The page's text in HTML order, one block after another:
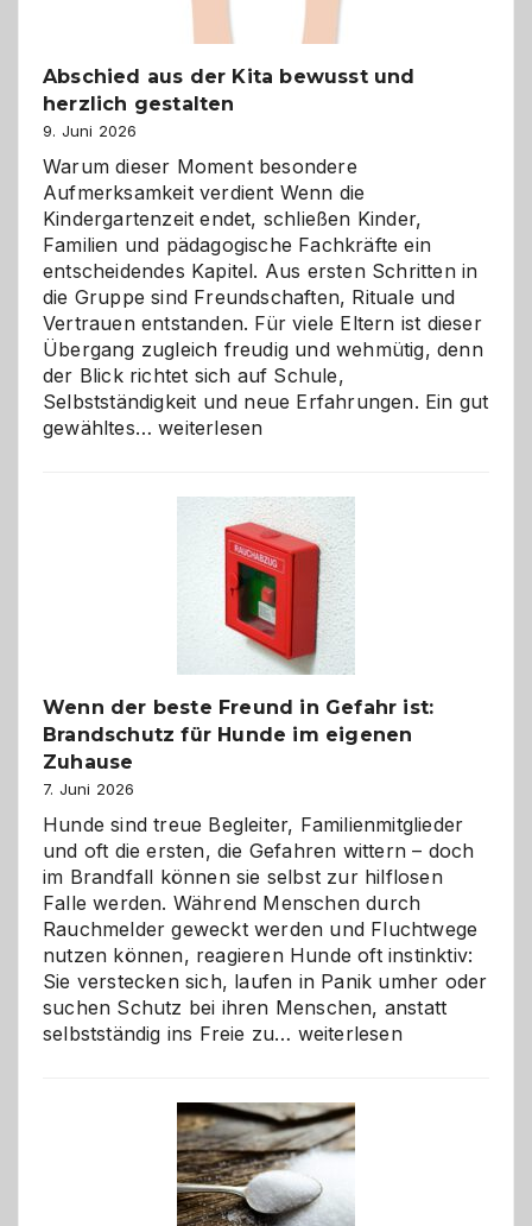
Abschied aus der Kita bewusst und
herzlich gestalten
9. Juni 2026
Warum dieser Moment besondere
Aufmerksamkeit verdient Wenn die
Kindergartenzeit endet, schließen Kinder,
Familien und pädagogische Fachkräfte ein
entscheidendes Kapitel. Aus ersten Schritten in
die Gruppe sind Freundschaften, Rituale und
Vertrauen entstanden. Für viele Eltern ist dieser
Übergang zugleich freudig und wehmütig, denn
der Blick richtet sich auf Schule,
Selbstständigkeit und neue Erfahrungen. Ein gut
gewähltes…Abschied
bewusst
herzlich
gestalten
weiterlesen
Wenn der beste Freund in Gefahr ist:
Brandschutz für Hunde im eigenen
Zuhause
7. Juni 2026
Hunde sind treue Begleiter, Familienmitglieder
und oft die ersten, die Gefahren wittern – doch
im Brandfall können sie selbst zur hilflosen
Falle werden. Während Menschen durch
Rauchmelder geweckt werden und Fluchtwege
nutzen können, reagieren Hunde oft instinktiv:
Sie verstecken sich, laufen in Panik umher oder
suchen Schutz bei ihren Menschen, anstatt
selbstständig ins Freie zu… Wenn
Freund
in
Gefahr
ist:
Brandschutz
weiterlesen